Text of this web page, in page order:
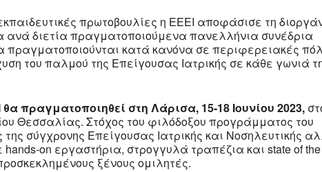
πρωτοβουλίες η ΕΕΕΙ αποφάσισε τη
διετία πραγματοποιούμενα πανελλήνια συνέδρια
πραγματοποιούνται κατά κανόνα σε περιφερειακές
του παλμού της Επείγουσας Ιατρικής σε κάθε γωνιά
πραγματοποιηθεί στη Λάρισα, 15-18 Ιουνίου 2023,
Θεσσαλίας. Στόχος του φιλόδοξου προγράμματος του
σύγχρονης Επείγουσας Ιατρικής και Νοσηλευτικής
on εργαστήρια, στρογγυλά τραπέζια και state of
ξένους ομιλητές.